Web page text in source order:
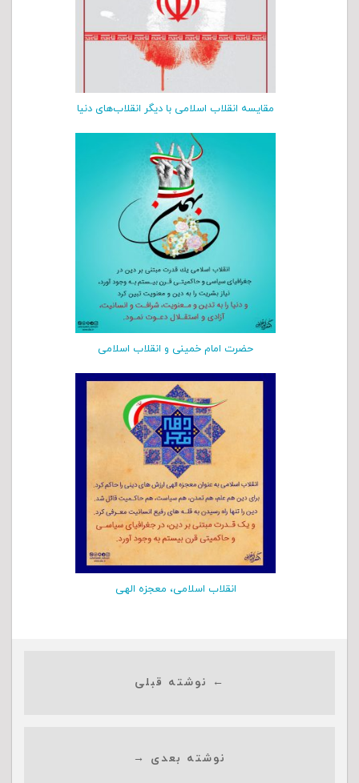
مقایسه انقلاب اسلامی با دیگر انقلاب‌های دنیا
حضرت امام خمینی و انقلاب اسلامی
انقلاب اسلامی، معجزه الهی
← نوشته قبلی
نوشته بعدی →